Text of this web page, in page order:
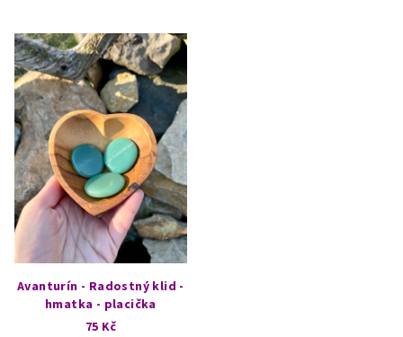
Avanturín - Radostný klid -
hmatka - placička
75 Kč